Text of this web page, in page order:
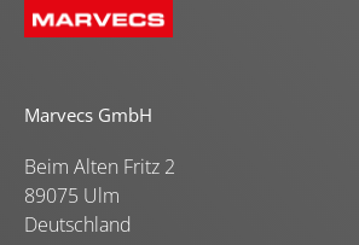
Marvecs GmbH
Beim Alten Fritz 2
89075 Ulm
Deutschland